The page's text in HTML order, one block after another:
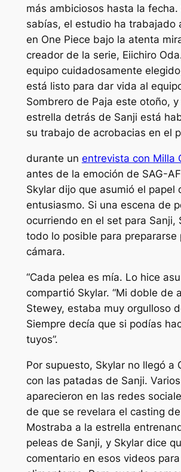
más ambiciosos hasta la fecha.
sabías, el estudio ha trabajado
en One Piece bajo la atenta
creador de la serie, Eiichiro
equipo cuidadosamente
está listo para dar vida al
Sombrero de Paja este otoño, y
estrella detrás de Sanji está
su trabajo de acrobacias en el
durante un entrevista con Milla
antes de la emoción de SAG-
Skylar dijo que asumió el papel
entusiasmo. Si una escena de
ocurriendo en el set para Sanji,
todo lo posible para prepararse
cámara.
“Cada pelea es mía. Lo hice
compartió Skylar. “Mi doble de
Stewey, estaba muy orgulloso
Siempre decía que si podías
tuyos”.
Por supuesto, Skylar no llegó a
con las patadas de Sanji.
aparecieron en las redes
de que se revelara el casting
Mostraba a la estrella
peleas de Sanji, y Skylar dice
comentario en esos videos para